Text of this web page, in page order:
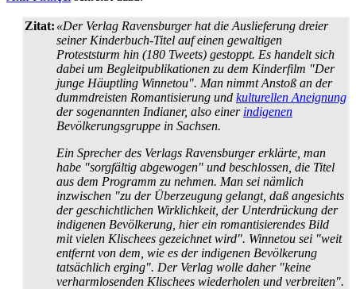
Zitat: «Der Verlag Ravensburger hat die Auslieferung dreier
seiner Kinderbuch-Titel auf einen gewaltigen
Proteststurm hin (180 Tweets) gestoppt. Es handelt sich
dabei um Begleit­publikationen zu dem Kinderfilm "Der
junge Häuptling Winnetou". Man nimmt Anstoß an der
dummdreisten Romantisierung und kulturellen Aneignung
der sogenannten Indianer, also einer indigenen
Bevölkerungs­gruppe in Sachsen.
Ein Sprecher des Verlags Ravensburger erklärte, man
habe "sorgfältig abgewogen" und beschlossen, die Titel
aus dem Programm zu nehmen. Man sei nämlich
inzwischen "zu der Überzeugung gelangt, daß angesichts
der geschichtlichen Wirklichkeit, der Unterdrückung der
indigenen Bevölkerung, hier ein romantisierendes Bild
mit vielen Klischees gezeichnet wird". Winnetou sei "weit
entfernt von dem, wie es der indigenen Bevölkerung
tatsächlich erging". Der Verlag wolle daher "keine
verharmlosenden Klischees wiederholen und verbreiten".